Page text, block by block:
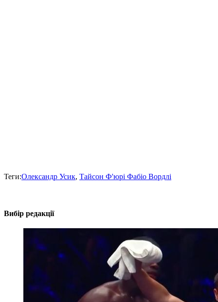
Теги:Олександр Усик, Тайсон Ф'юрі Фабіо Вордлі
Вибір редакції